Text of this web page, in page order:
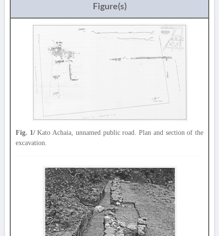
Figure(s)
Fig. 1/Kato Achaia, unnamed public road. Plan and section of the
excavation.